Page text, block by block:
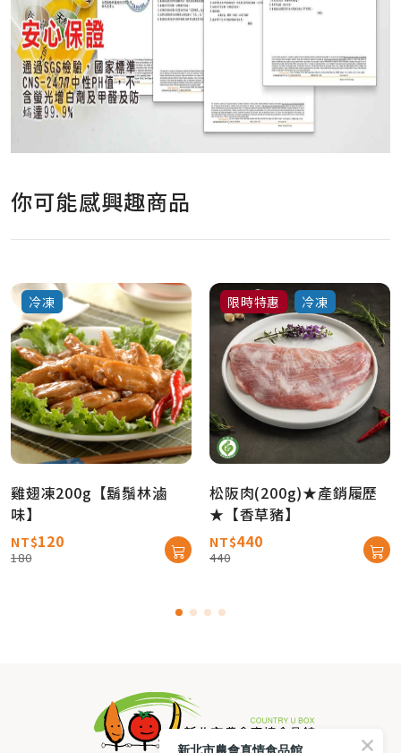
你可能感興趣商品
冷凍
雞翅凍200g【鬍鬚林滷
味】
NT$120
180
限時特惠 冷凍
松阪肉(200g)★產銷履歷
★【香草豬】
NT$440
440